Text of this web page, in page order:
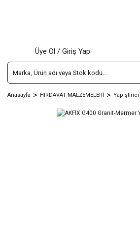
Üye Ol / Giriş Yap
Anasayfa HIRDAVAT MALZEMELERİ